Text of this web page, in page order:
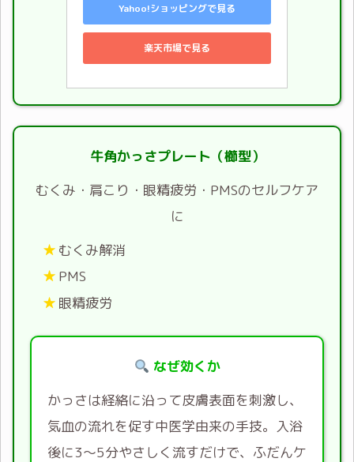
Yahoo!ショッピングで見る
楽天市場で見る
牛角かっさプレート（櫛型）
むくみ・肩こり・眼精疲労・PMSのセルフケア
に
むくみ解消
PMS
眼精疲労
なぜ効くか
かっさは経絡に沿って皮膚表面を刺激し、
気血の流れを促す中医学由来の手技。入浴
後に3〜5分やさしく流すだけで、ふだんケ